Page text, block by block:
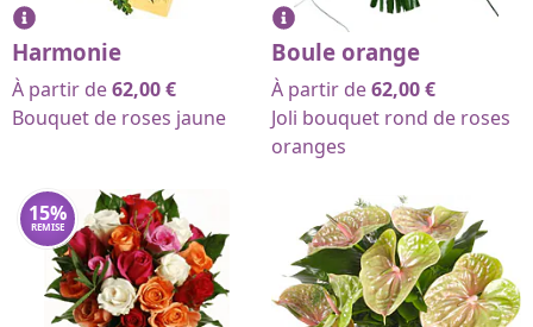
Harmonie
À partir de62,00€
Bouquet de roses jaune
Boule orange
À partir de62,00€
Joli bouquet rond de roses
oranges
15%
REMISE